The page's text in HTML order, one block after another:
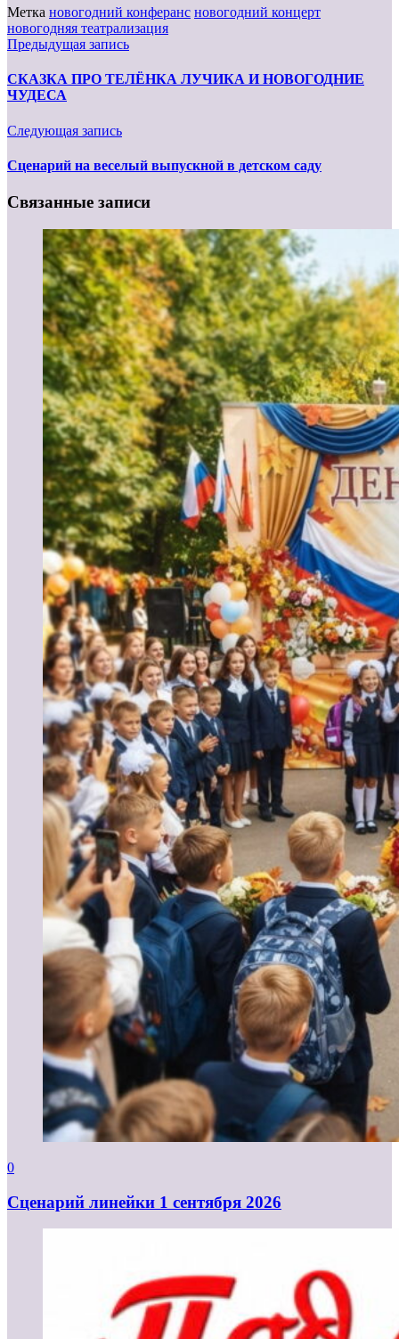
Метка новогодний конферанс новогодний концерт
новогодняя театрализация
Предыдущая запись
СКАЗКА ПРО ТЕЛЁНКА ЛУЧИКА И НОВОГОДНИЕ
ЧУДЕСА
Следующая запись
Сценарий на веселый выпускной в детском саду
Связанные записи
0
Cценарий линейки 1 сентября 2026